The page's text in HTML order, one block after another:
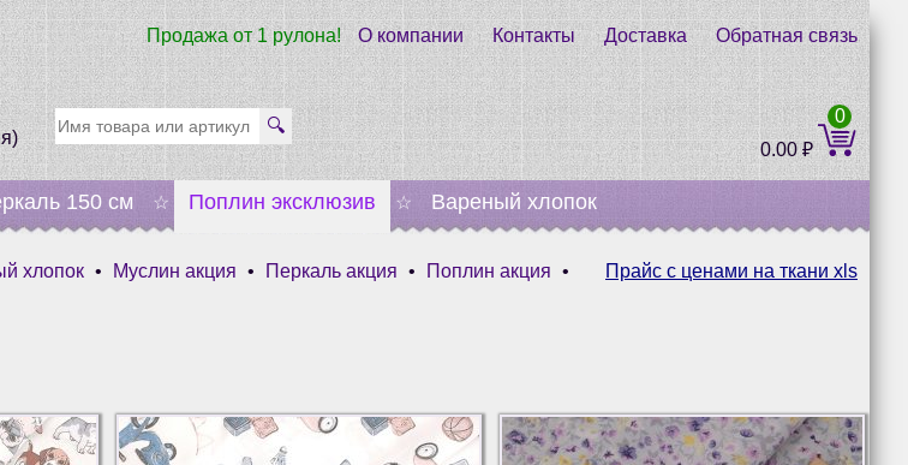
Продажа от 1 рулона! О компании Контакты Доставка Обратная связь
🔍
0.00₽
0
150 см ☆ Поплин эксклюзив ☆ Вареный хлопок
хлопок • Муслин акция • Перкаль акция • Поплин акция • Прайс с ценами на ткани xls